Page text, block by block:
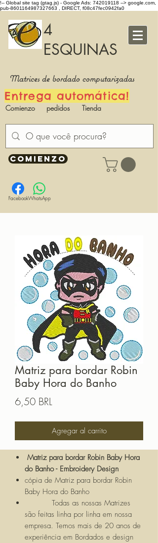
!-- Global site tag (gtag.js) - Google Ads: 742019118 --> google.com,
pub-8601164987327663 , DIRECT, f08c47fec0942fa0
4
ESQUINAS
Matrices de bordado computarizadas
Entrega automática!
Comienzo pedidos Tienda
COMIENZO
FacebookWhatsApp
Matriz para bordar Robin
Baby Hora do Banho
6,50 BRL
Agregar al carrito
Matriz para bordar Robin Baby Hora
do Banho - Embroidery Design
cópia de Matriz para bordar Robin
Baby Hora do Banho
Todas as nossas Matrizes
são feitas linha por linha em nossa
empresa. Temos mais de 20 anos de
experiência em Bordados e design